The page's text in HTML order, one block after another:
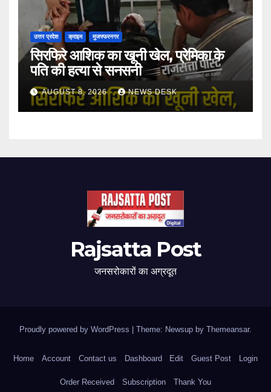
उत्तर प्रदेश क्राइम मुजफ्फरनगर
सिरफिरे आशिक का खूनी खेल, प्रेमिका के
पति की हत्या से सनसनी
AUGUST 8, 2026 NEWS DESK
Rajsatta Post
जनसरोकारों का अग्रदूत
Proudly powered by WordPress | Theme: Newsup by Themeansar.
Home Account Contact us Dashboard Edit Guest Post Login
Order Received Subscription Thank You